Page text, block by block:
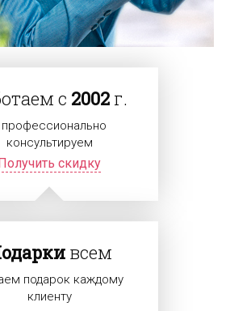
с 2002 г.
профессионально
консультируем
скидку
всем
подарок каждому
клиенту